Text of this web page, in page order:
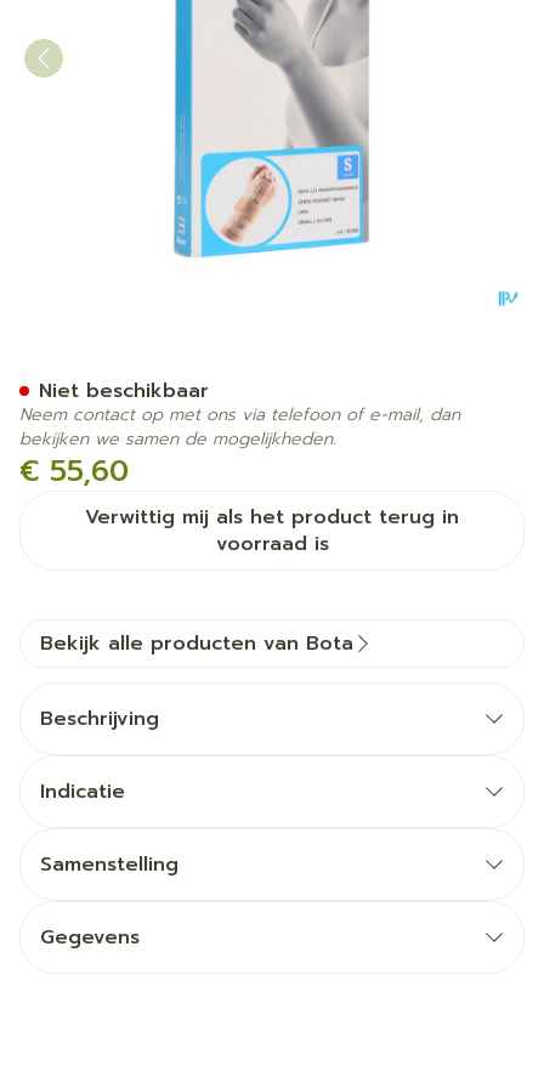
€ 55,60
Verwittig mij als het product terug in
voorraad is
Niet beschikbaar
Neem contact op met ons via telefoon of e-mail, dan
bekijken we samen de mogelijkheden.
Bekijk alle producten van Bota
Beschrijving
Indicatie
Samenstelling
Gegevens